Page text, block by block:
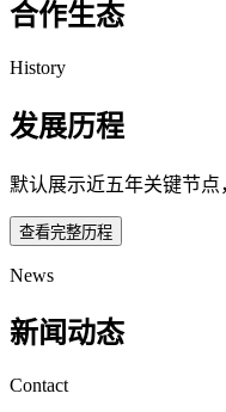
合作生态
History
发展历程
默认展示近五年关键节点
查看完整历程
News
新闻动态
Contact